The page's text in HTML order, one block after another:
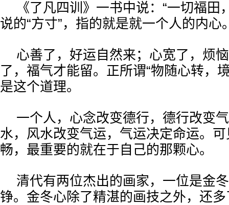
《了凡四训》一书中说：“一切福田
说的“方寸”，指的就是就一个人的内心
心善了，好运自然来；心宽了，烦
了，福气才能留。正所谓“物随心转，
是这个道理。
一个人，心念改变德行，德行改变
水，风水改变气运，气运决定命运。
畅，最重要的就在于自己的那颗心。
清代有两位杰出的画家，一位是金
铮。金冬心除了精湛的画技之外，还